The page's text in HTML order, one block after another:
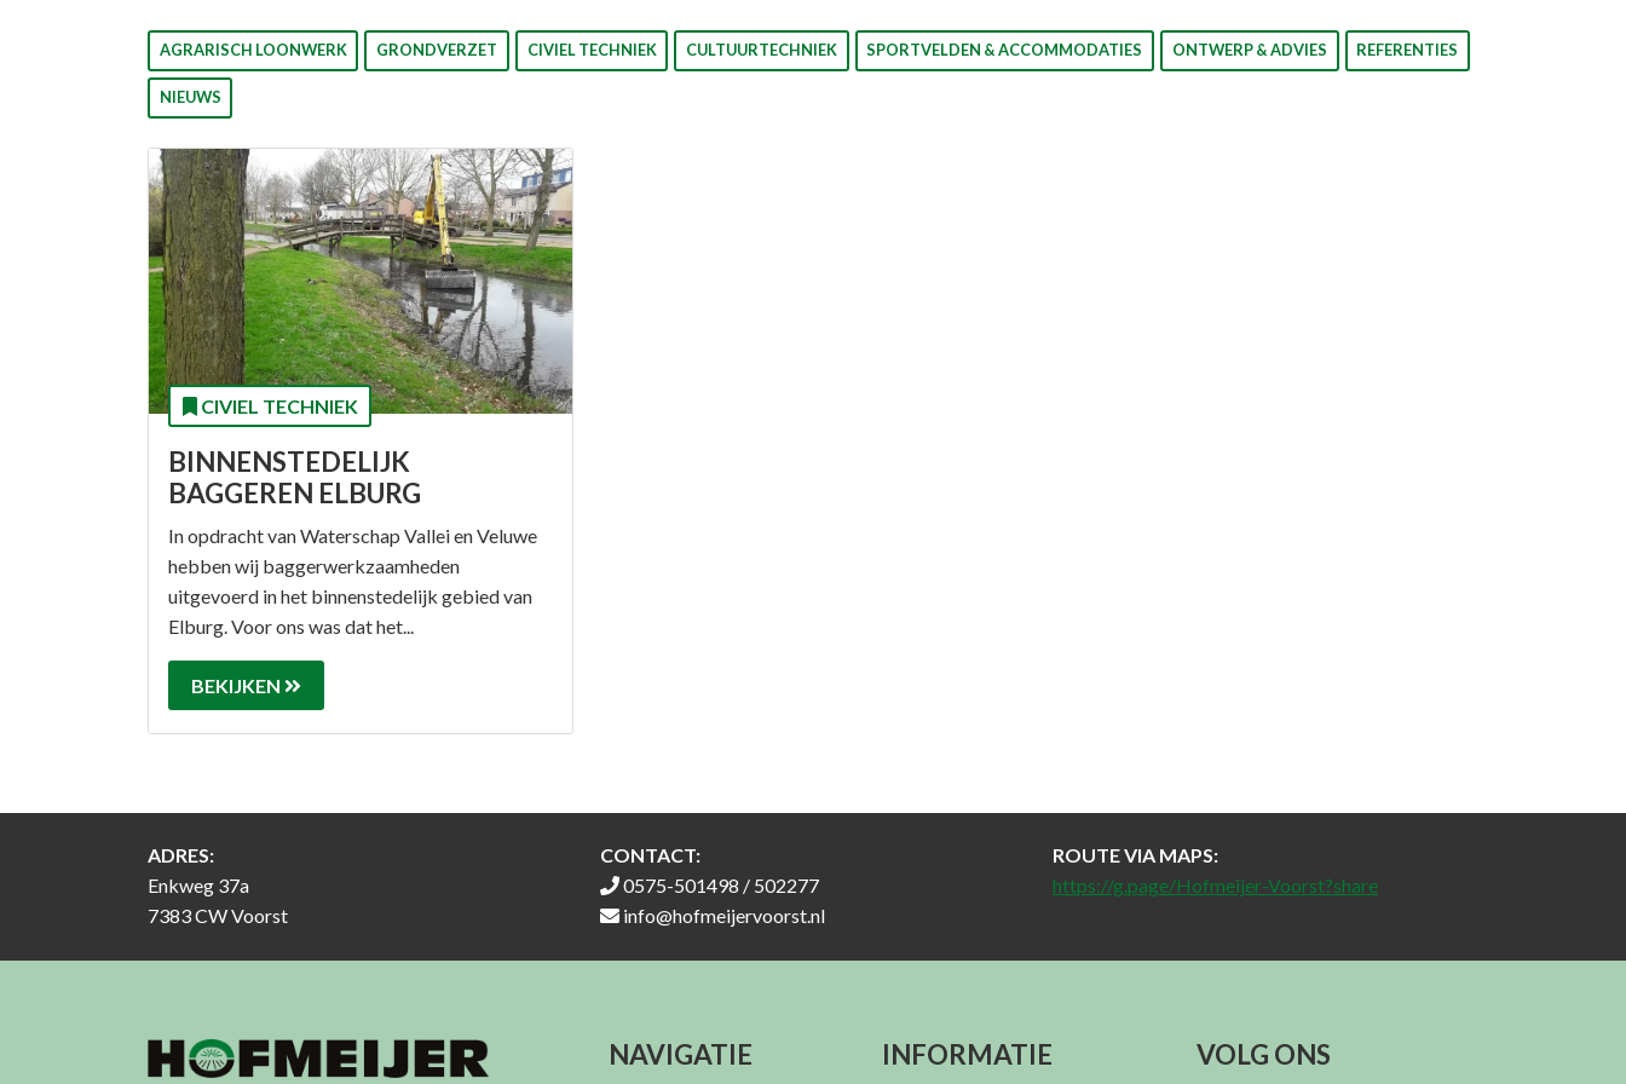
AGRARISCH LOONWERK GRONDVERZET CIVIEL TECHNIEK CULTUURTECHNIEK SPORTVELDEN & ACCOMMODATIES ONTWERP & ADVIES REFERENTIES
NIEUWS
CIVIEL TECHNIEK
BINNENSTEDELIJK
BAGGEREN ELBURG
In opdracht van Waterschap Vallei en Veluwe
hebben wij baggerwerkzaamheden
uitgevoerd in het binnenstedelijk gebied van
Elburg. Voor ons was dat het...
BEKIJKEN
ADRES:
Enkweg 37a
7383 CW Voorst
CONTACT:
0575-501498 / 502277
info@hofmeijervoorst.nl
ROUTE VIA MAPS:
https://g.page/Hofmeijer-Voorst?share
NAVIGATIE INFORMATIE VOLG ONS